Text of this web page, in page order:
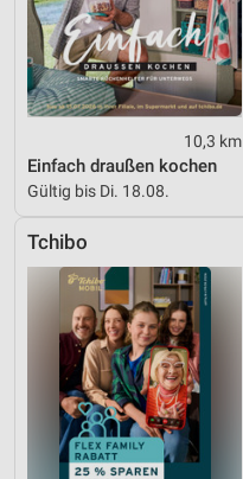
10,3 km
Einfach draußen kochen
Gültig bis Di. 18.08.
Tchibo